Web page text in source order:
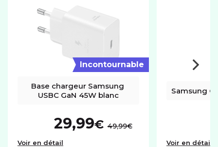
eSIM
MÉMOIRE
Mémoire utilisateur
Port carte mémoire
PHOTO ET VIDÉO
RÉSEAU
Incontournable
Base chargeur Samsung
USBC GaN 45W blanc
29,99€au lieu de :
49,99€
Voir en détail Base chargeur Samsung USBC GaN 45W
Samsung
Voir en détail